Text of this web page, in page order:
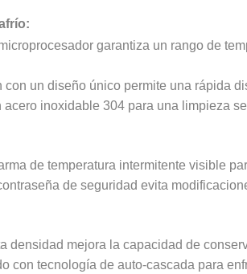
garantiza un rango de
con un diseño único permite una rápida
acero inoxidable 304 para una limpieza
de temperatura intermitente visible
de seguridad evita
densidad mejora la capacidad de
con tecnología de auto-cascada para